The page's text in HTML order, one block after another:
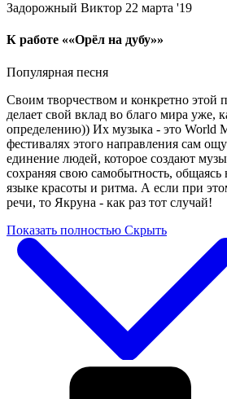
Задорожный Виктор 22 марта '19
К работе ««Орёл на дубу»»
Популярная песня
Своим творчеством и конкретно этой
делает свой вклад во благо мира уже,
определению)) Их музыка - это World
фестивалях этого направления сам
единение людей, которое создают
сохраняя свою самобытность,
языке красоты и ритма. А если при
речи, то Якруна - как раз тот случай!
Показать полностью Скрыть